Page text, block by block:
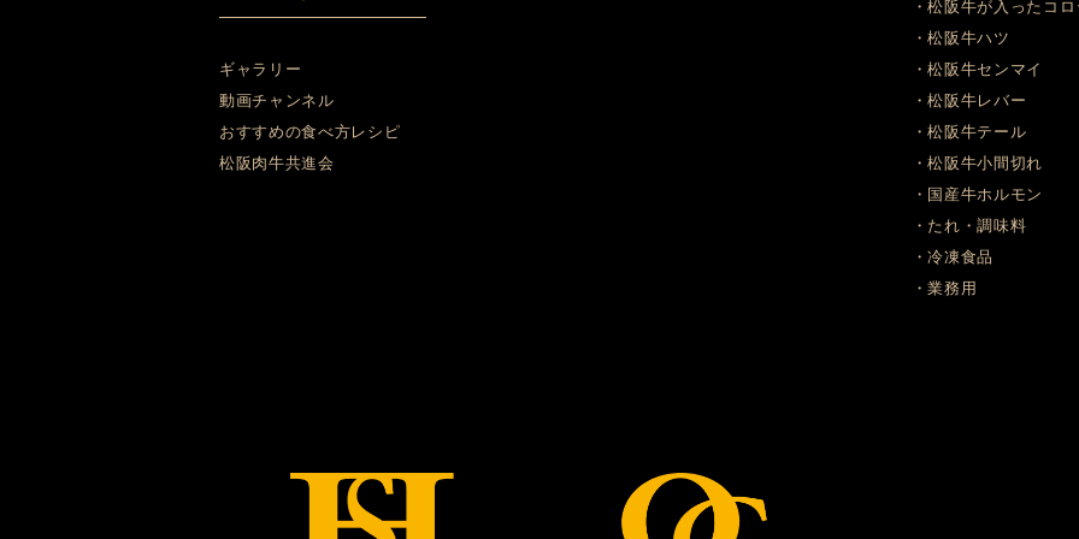
ギャラリー
動画チャンネル
おすすめの食べ方レシピ
松阪肉牛共進会
・松阪牛が入ったコ
・松阪牛ハツ
・松阪牛センマイ
・松阪牛レバー
・松阪牛テール
・松阪牛小間切れ
・国産牛ホルモン
・たれ・調味料
・冷凍食品
・業務用